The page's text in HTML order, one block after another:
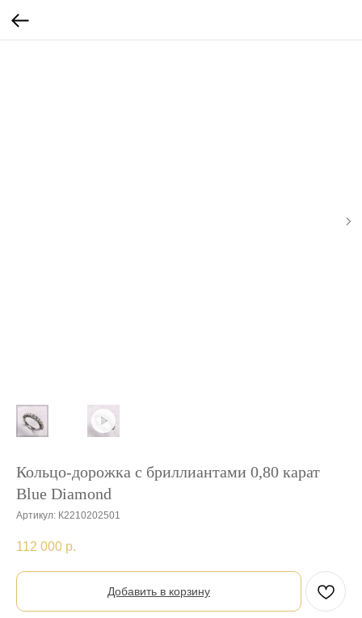
Кольцо-дорожка с бриллиантами 0,80 карат
Blue Diamond
Артикул: К2210202501
112 000 р.
Добавить в корзину